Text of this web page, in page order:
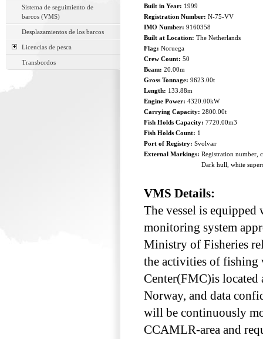
Sistema de seguimiento de
barcos (VMS)
Desplazamientos de los barcos
Licencias de pesca
Transbordos
Built in Year: 1999
Registration Number: N-75-VV
IMO Number: 9160358
Built at Location: The Netherlands
Flag: Noruega
Crew Count: 50
Beam: 20.00m
Gross Tonnage: 9623.00t
Length: 133.88m
Engine Power: 4320.00kW
Carrying Capacity: 2800.00t
Fish Holds Capacity: 7720.00m3
Fish Holds Count: 1
Port of Registry: Svolvær
External Markings: Registration number,
Dark hull, white
VMS Details:
The vessel is
monitoring system
Ministry of Fisheries
the activities of fishing
Center(FMC)is located
Norway, and data
will be continuously
CCAMLR-area and